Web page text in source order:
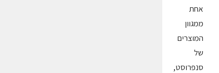
אחת
ממגוון
המוצרים
של
סנפרוסט,